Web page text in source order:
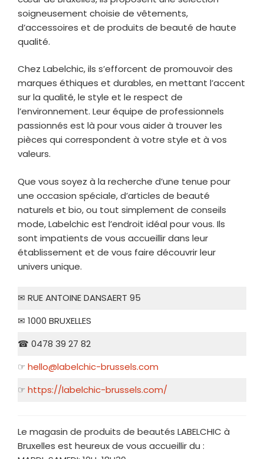
soigneusement choisie de vêtements,
d’accessoires et de produits de beauté de haute
qualité.
Chez Labelchic, ils s’efforcent de promouvoir des
marques éthiques et durables, en mettant l’accent
sur la qualité, le style et le respect de
l’environnement. Leur équipe de professionnels
passionnés est là pour vous aider à trouver les
pièces qui correspondent à votre style et à vos
valeurs.
Que vous soyez à la recherche d’une tenue pour
une occasion spéciale, d’articles de beauté
naturels et bio, ou tout simplement de conseils
mode, Labelchic est l’endroit idéal pour vous. Ils
sont impatients de vous accueillir dans leur
établissement et de vous faire découvrir leur
univers unique.
✉ RUE ANTOINE DANSAERT 95
✉ 1000 BRUXELLES
☎ 0478 39 27 82
☞ hello@labelchic-brussels.com
☞ https://labelchic-brussels.com/
Le magasin de produits de beautés LABELCHIC à
Bruxelles est heureux de vous accueillir du :